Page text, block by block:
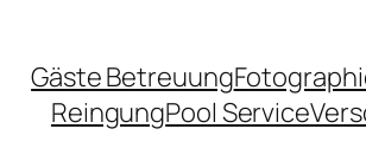
Gäste Betreuung
ReingungPool Service